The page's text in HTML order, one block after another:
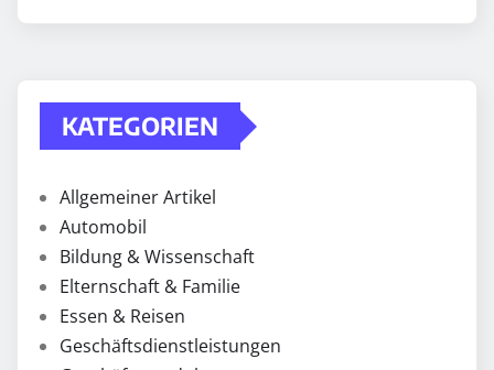
KATEGORIEN
Allgemeiner Artikel
Automobil
Bildung & Wissenschaft
Elternschaft & Familie
Essen & Reisen
Geschäftsdienstleistungen